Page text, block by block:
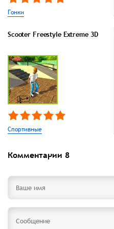
Гонки
Scooter Freestyle Extreme 3D
Спортивные
Комментарии 8